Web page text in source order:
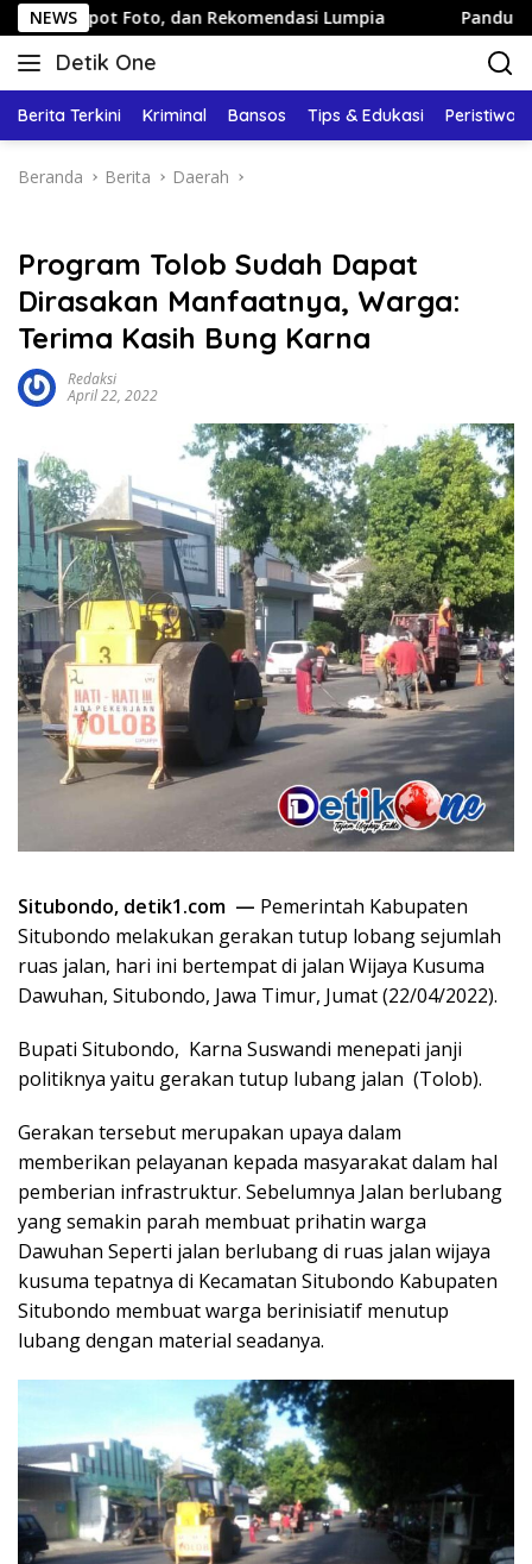
Langsung
ke
konten
NEWS
dan Rekomendasi Lumpia Panduan Wisata
Detik One
Tajam
Fakta
Berita Terkini Kriminal Bansos Tips & Edukasi Peristiwa
Beranda Berita Daerah
Program Tolob Sudah Dapat
Dirasakan Manfaatnya, Warga:
Terima Kasih Bung Karna
Redaksi
April 22, 2022
Situbondo, detik1.com — Pemerintah Kabupaten
Situbondo melakukan gerakan tutup lobang sejumlah
ruas jalan, hari ini bertempat di jalan Wijaya Kusuma
Dawuhan, Situbondo, Jawa Timur, Jumat (22/04/2022).
Bupati Situbondo, Karna Suswandi menepati janji
politiknya yaitu gerakan tutup lubang jalan (Tolob).
Gerakan tersebut merupakan upaya dalam
memberikan pelayanan kepada masyarakat dalam hal
pemberian infrastruktur. Sebelumnya Jalan berlubang
yang semakin parah membuat prihatin warga
Dawuhan Seperti jalan berlubang di ruas jalan wijaya
kusuma tepatnya di Kecamatan Situbondo Kabupaten
Situbondo membuat warga berinisiatif menutup
lubang dengan material seadanya.